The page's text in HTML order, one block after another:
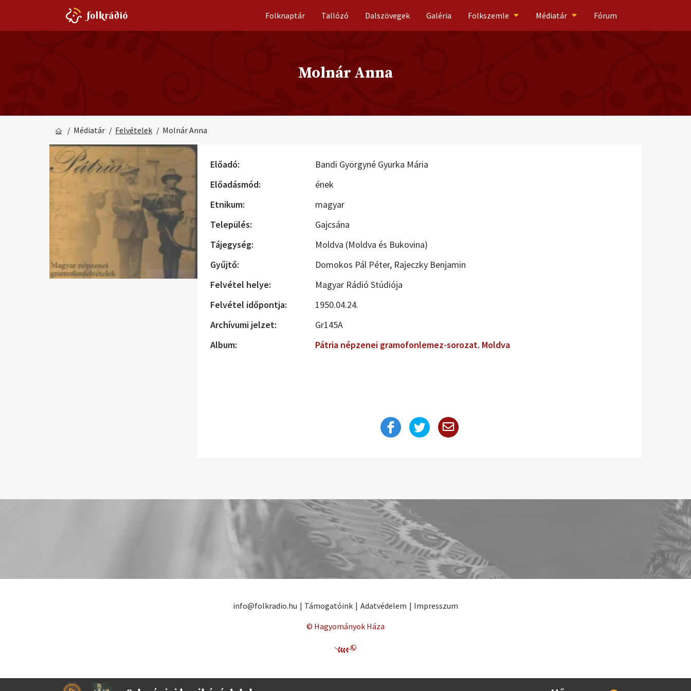
Folknaptár Tallózó Dalszövegek Galéria Folkszemle Médiatár Fórum
Molnár Anna
/ Médiatár / Felvételek / Molnár Anna
Előadó:
Bandi Györgyné Gyurka Mária
Előadásmód:
ének
Etnikum:
magyar
Település:
Gajcsána
Tájegység:
Moldva (Moldva és Bukovina)
Gyűjtő:
Domokos Pál Péter, Rajeczky Benjamin
Felvétel helye:
Magyar Rádió Stúdiója
Felvétel időpontja:
1950.04.24.
Archívumi jelzet:
Gr145A
Album:
Pátria népzenei gramofonlemez-sorozat. Moldva
info@folkradio.hu | Támogatóink | Adatvédelem | Impresszum
© Hagyományok Háza